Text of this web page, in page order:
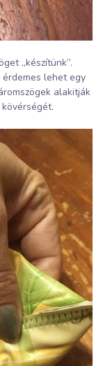
„készítünk”.
lehet egy
alakitják